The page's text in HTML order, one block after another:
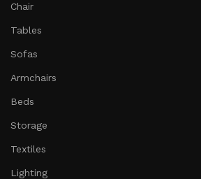
Chair
Tables
Sofas
Armchairs
Beds
Storage
Textiles
Lighting